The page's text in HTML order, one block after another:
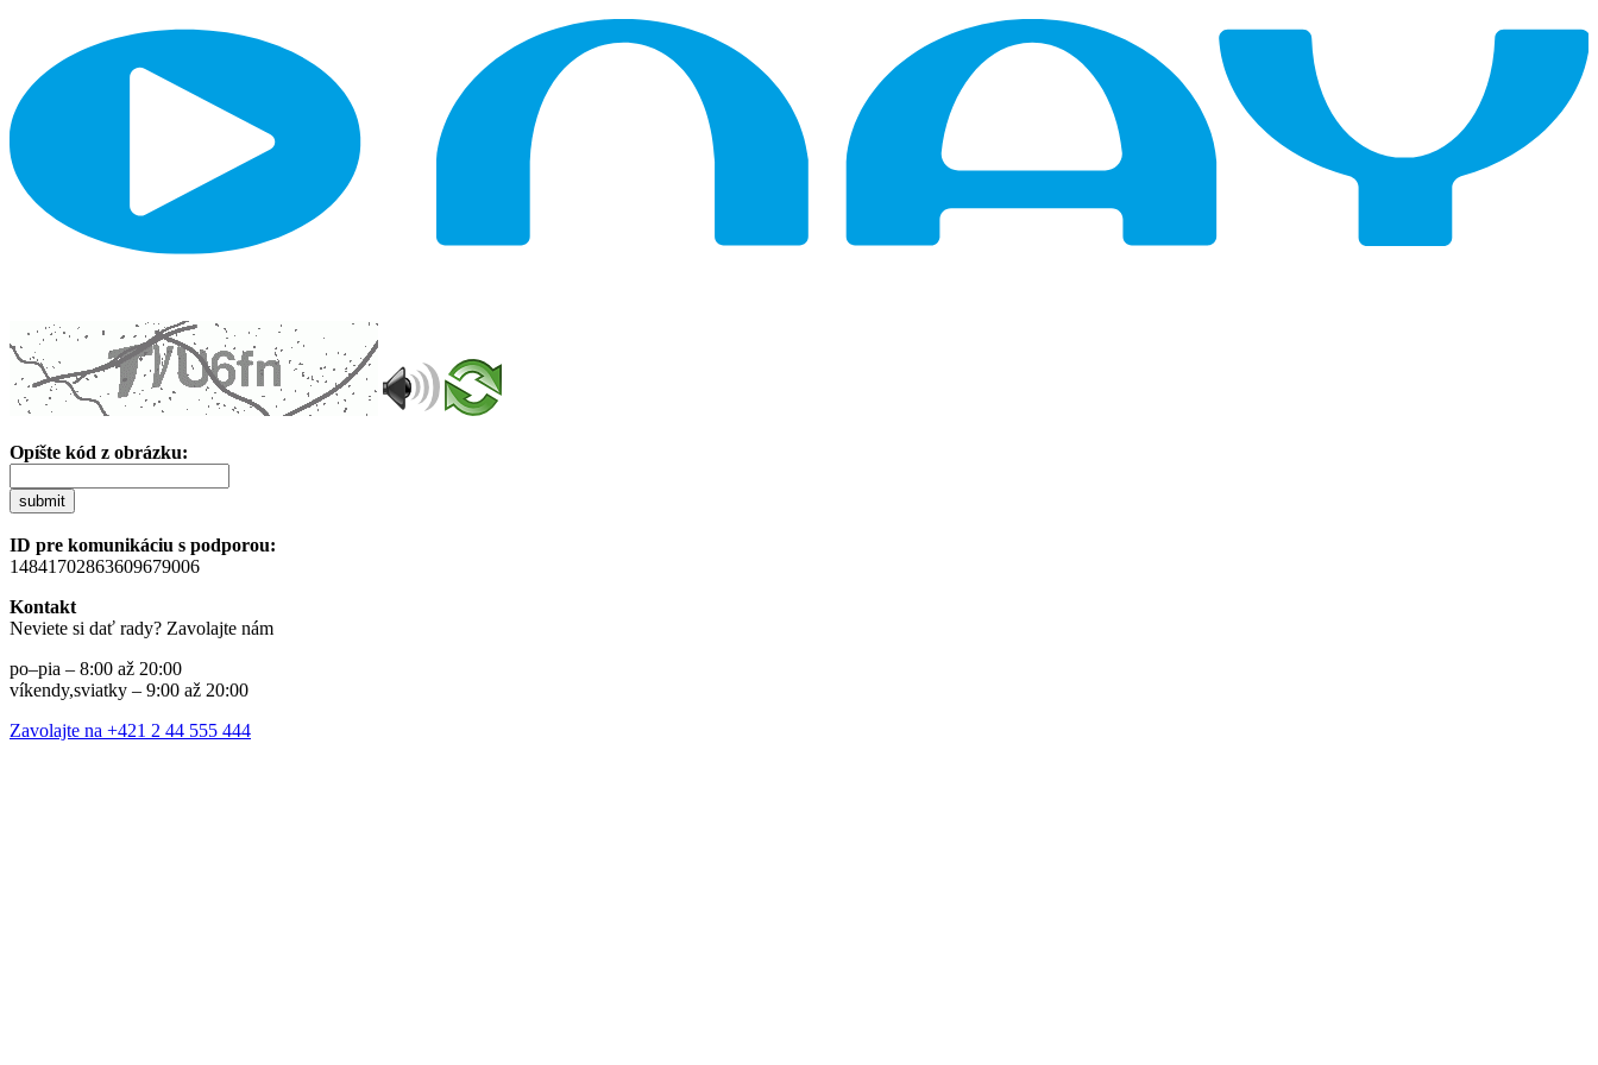
Opíšte kód z obrázku:
submit
ID pre komunikáciu s podporou:
14841702863609679006
Kontakt
Neviete si dať rady? Zavolajte nám
po–pia – 8:00 až 20:00
víkendy,sviatky – 9:00 až 20:00
Zavolajte na +421 2 44 555 444